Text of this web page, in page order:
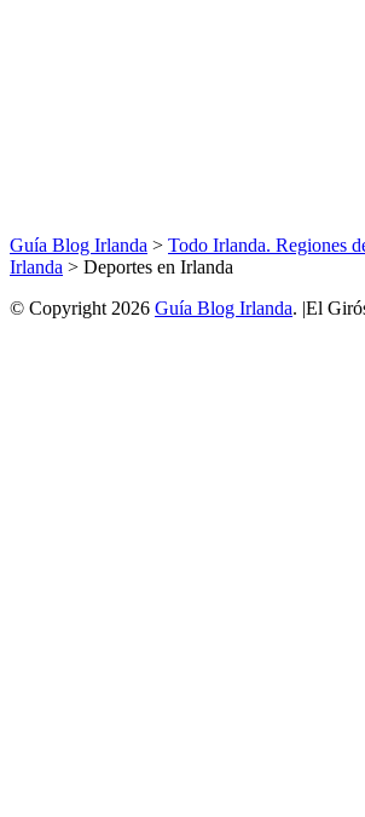
Guía Blog Irlanda > Todo Irlanda. Regiones
Irlanda > Deportes en Irlanda
© Copyright 2026 Guía Blog Irlanda. |El